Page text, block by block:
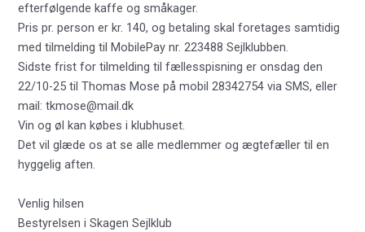
efterfølgende kaffe og småkager.
Pris pr. person er kr. 140, og betaling skal foretages samtidig
med tilmelding til MobilePay nr. 223488 Sejlklubben.
Sidste frist for tilmelding til fællesspisning er onsdag den
22/10-25 til Thomas Mose på mobil 28342754 via SMS, eller
mail:tkmose@mail.dk
Vin og øl kan købes i klubhuset.
Det vil glæde os at se alle medlemmer og ægtefæller til en
hyggelig aften.
Venlig hilsen
Bestyrelsen i Skagen Sejlklub